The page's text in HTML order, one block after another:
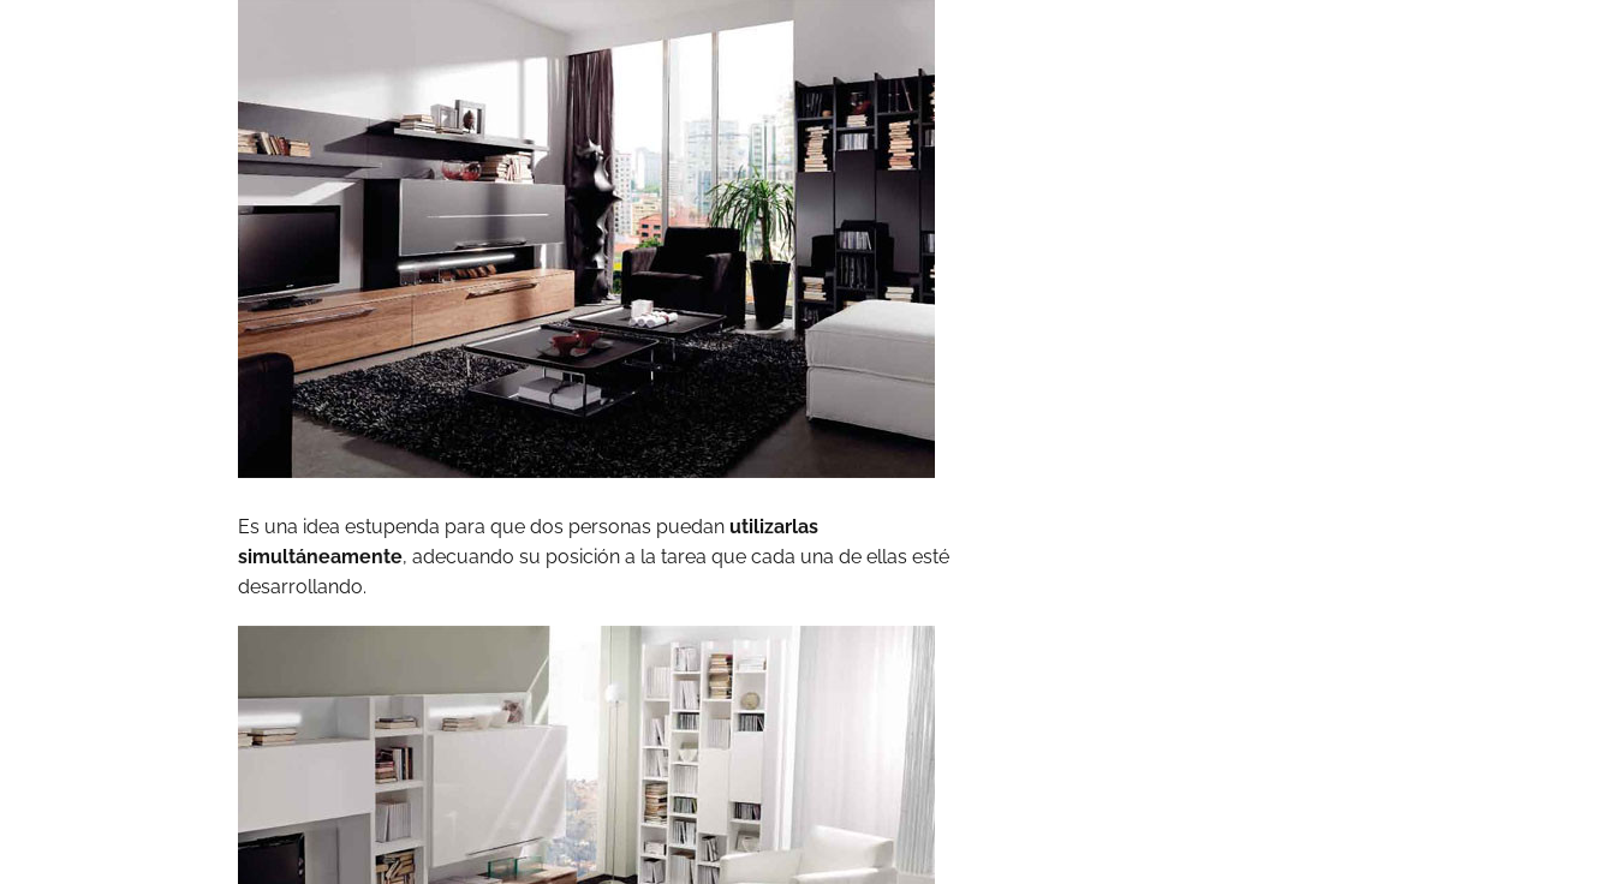
Es una idea estupenda para que dos personas puedan utilizarlas
simultáneamente, adecuando su posición a la tarea que cada una de ellas esté
desarrollando.